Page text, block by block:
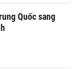
Quốc sang